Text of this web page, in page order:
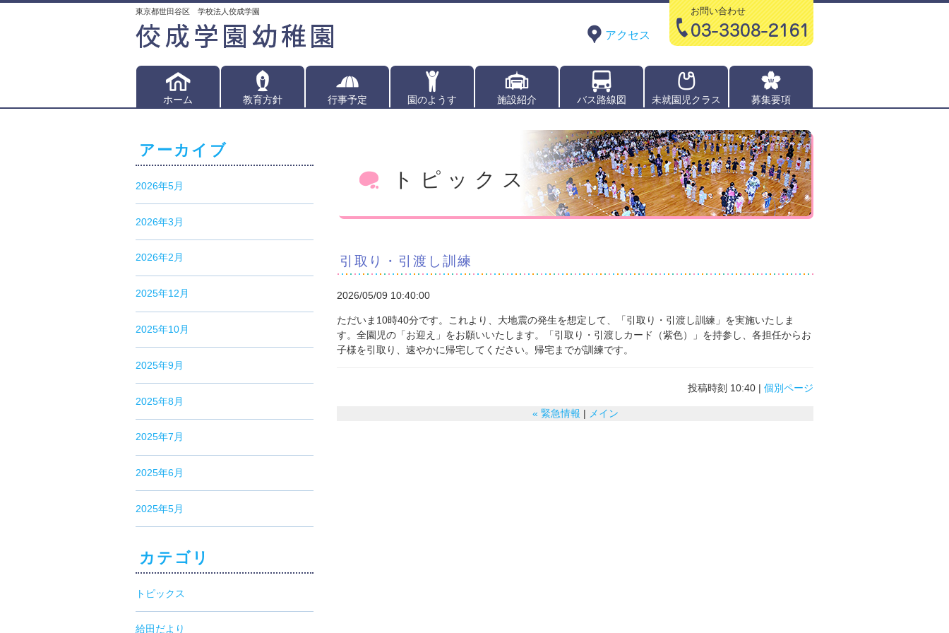
東京都世田谷区 学校法人佼成学園 お問い合わせ
アクセス
ホーム 教育方針 行事予定 園のようす 施設紹介 バス路線図 未就園児クラス 募集要項
トピックス
引取り・引渡し訓練
2026/05/09 10:40:00
ただいま10時40分です。これより、大地震の発生を想定して、「引取り・引渡し訓練」を実施いたしま
す。全園児の「お迎え」をお願いいたします。「引取り・引渡しカード（紫色）」を持参し、各担任からお
子様を引取り、速やかに帰宅してください。帰宅までが訓練です。
投稿時刻 10:40 | 個別ページ
« 緊急情報 | メイン
アーカイブ
2026年5月
2026年3月
2026年2月
2025年12月
2025年10月
2025年9月
2025年8月
2025年7月
2025年6月
2025年5月
カテゴリ
トピックス
給田だより